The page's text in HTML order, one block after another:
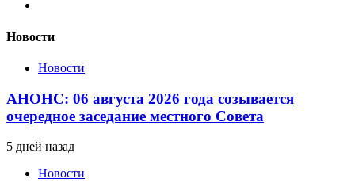
Новости
Новости
АНОНС: 06 августа 2026 года созывается
очередное заседание местного Совета
5 дней назад
Новости